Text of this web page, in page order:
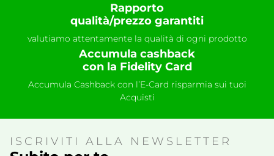
Rapporto
qualità/prezzo garantiti
valutiamo attentamente la qualità di ogni prodotto
Accumula cashback
con la Fidelity Card
Accumula Cashback con l’E-Card risparmia sui tuoi
Acquisti
ISCRIVITI ALLA NEWSLETTER